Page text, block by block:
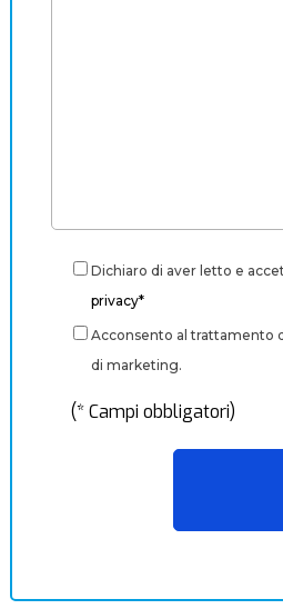
Dichiaro di aver letto e
privacy*
Acconsento al trattamento
di marketing.
(* Campi obbligatori)